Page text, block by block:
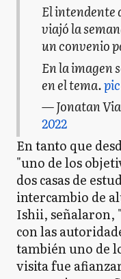
El intendente
viajó la
un convenio
En la imagen
en el tema.
— Jonatan
2022
En tanto que
"uno de los
dos casas de
intercambio de
Ishii, señalaron,
con las
también uno de
visita fue